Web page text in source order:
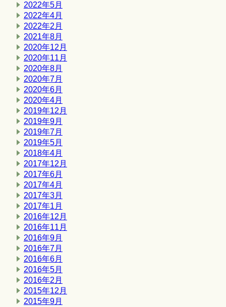
2022年5月
2022年4月
2022年2月
2021年8月
2020年12月
2020年11月
2020年8月
2020年7月
2020年6月
2020年4月
2019年12月
2019年9月
2019年7月
2019年5月
2018年4月
2017年12月
2017年6月
2017年4月
2017年3月
2017年1月
2016年12月
2016年11月
2016年9月
2016年7月
2016年6月
2016年5月
2016年2月
2015年12月
2015年9月